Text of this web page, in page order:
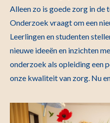
Alleen zo is goede zorg in
Onderzoek vraagt om een
Leerlingen en studenten
nieuwe ideeën en inzichten
onderzoek als opleiding een
onze kwaliteit van zorg. Nu